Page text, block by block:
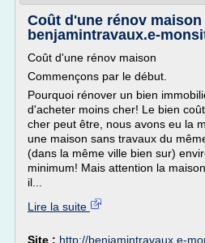
Coût d'une rénov maison
benjamintravaux.e-
Coût d'une rénov maison
Commençons par le début.
Pourquoi rénover un bien
d'acheter moins cher! Le bien
cher peut être, nous avons eu la
une maison sans travaux du
(dans la même ville bien sur)
minimum! Mais attention la
il...
Lire la suite
Site : http://benjamintravaux.e-